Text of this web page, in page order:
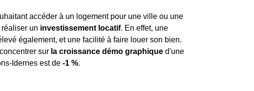
accéder à un logement pour une ville ou une
un investissement locatif. En effet, une
également, et une facilité à faire louer son bien.
sur la croissance démo graphique d'une
Idernes est de -1 %.